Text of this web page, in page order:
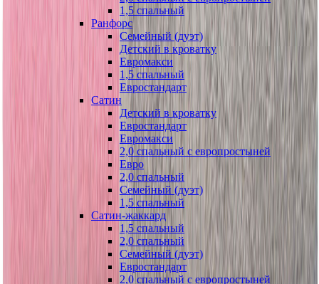
1,5 спальный
Ранфорс
Семейный (дуэт)
Детский в кроватку
Евромакси
1,5 спальный
Евростандарт
Сатин
Детский в кроватку
Евростандарт
Евромакси
2,0 спальный с европростыней
Евро
2,0 спальный
Семейный (дуэт)
1,5 спальный
Сатин-жаккард
1,5 спальный
2,0 спальный
Семейный (дуэт)
Евростандарт
2,0 спальный с европростыней